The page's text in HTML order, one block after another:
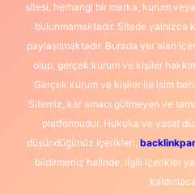
sitesi, herhangi bir marka, kurum
bulunmamaktadır. Sitede yalnızca
paylaşılmaktadır. Burada yer alan
olup, gerçek kurum ve kişiler
Gerçek kurum ve kişiler ile isim
Sitemiz, kar amacı gütmeyen ve
platformudur. Hukuka ve yasal
düşündüğünüz içerikleri,
bildirmeniz halinde, ilgili içerikler